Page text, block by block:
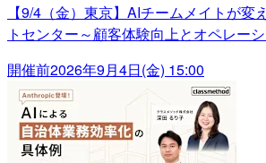
【9/4（金）東京】AIチームメイトが変
トセンター～顧客体験向上とオペレー
開催前2026年9月4日(金) 15:00